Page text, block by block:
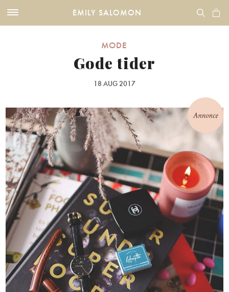
EMILY SALOMON
MODE
Gode tider
18 AUG 2017